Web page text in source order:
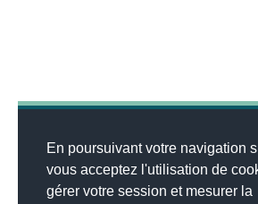
En poursuivant votre navigation
vous acceptez l'utilisation de
gérer votre session et mesurer la
© 2026